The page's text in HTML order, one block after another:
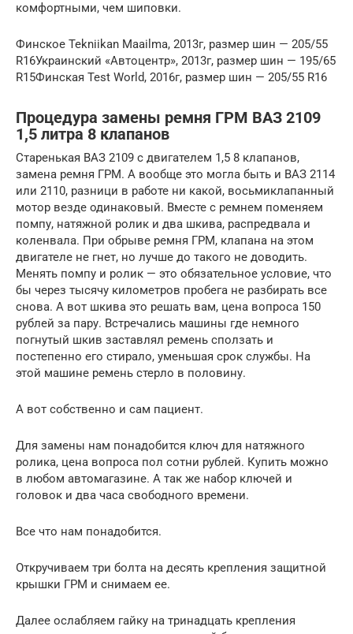
комфортными, чем шиповки.
Финское Tekniikan Maailma, 2013г, размер шин — 205/55
R16Украинский «Автоцентр», 2013г, размер шин — 195/65
R15Финская Test World, 2016г, размер шин — 205/55 R16
Процедура замены ремня ГРМ ВАЗ 2109
1,5 литра 8 клапанов
Старенькая ВАЗ 2109 с двигателем 1,5 8 клапанов,
замена ремня ГРМ. А вообще это могла быть и ВАЗ 2114
или 2110, разници в работе ни какой, восьмиклапанный
мотор везде одинаковый. Вместе с ремнем поменяем
помпу, натяжной ролик и два шкива, распредвала и
коленвала. При обрыве ремня ГРМ, клапана на этом
двигателе не гнет, но лучше до такого не доводить.
Менять помпу и ролик — это обязательное условие, что
бы через тысячу километров пробега не разбирать все
снова. А вот шкива это решать вам, цена вопроса 150
рублей за пару. Встречались машины где немного
погнутый шкив заставлял ремень сползать и
постепенно его стирало, уменьшая срок службы. На
этой машине ремень стерло в половину.
А вот собственно и сам пациент.
Для замены нам понадобится ключ для натяжного
ролика, цена вопроса пол сотни рублей. Купить можно
в любом автомагазине. А так же набор ключей и
головок и два часа свободного времени.
Все что нам понадобится.
Откручиваем три болта на десять крепления защитной
крышки ГРМ и снимаем ее.
Далее ослабляем гайку на тринадцать крепления